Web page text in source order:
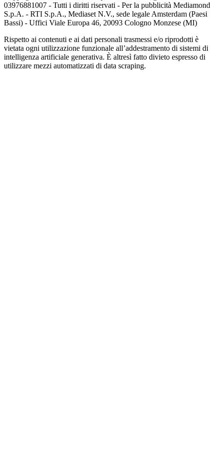
03976881007 - Tutti i diritti riservati - Per la pubblicità Mediamond
S.p.A. - RTI S.p.A., Mediaset N.V., sede legale Amsterdam (Paesi
Bassi) - Uffici Viale Europa 46, 20093 Cologno Monzese (MI)
Rispetto ai contenuti e ai dati personali trasmessi e/o riprodotti è
vietata ogni utilizzazione funzionale all’addestramento di sistemi di
intelligenza artificiale generativa. È altresì fatto divieto espresso di
utilizzare mezzi automatizzati di data scraping.